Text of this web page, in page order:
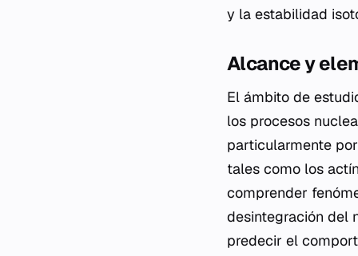
y la estabilidad
Alcance y
El ámbito de
los procesos
particularmente
tales como los
comprender
desintegración del
predecir el